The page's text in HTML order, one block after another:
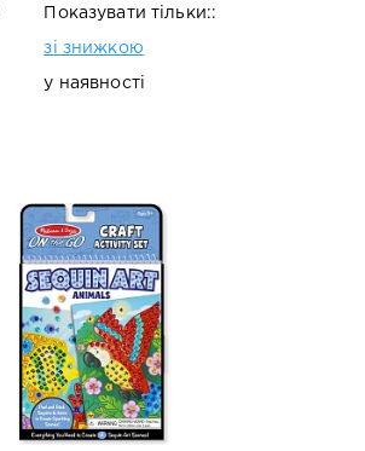
Показувати тільки::
зі знижкою
у наявності